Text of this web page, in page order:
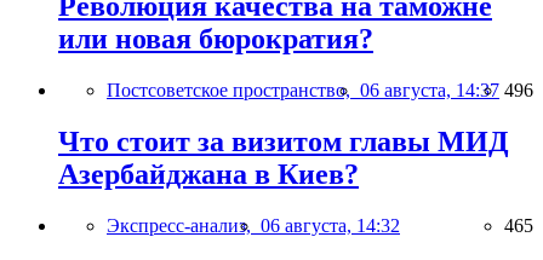
Революция качества на таможне
или новая бюрократия?
Постсоветское пространство, 06 августа, 14:37 496
Что стоит за визитом главы МИД
Азербайджана в Киев?
Экспресс-анализ, 06 августа, 14:32 465